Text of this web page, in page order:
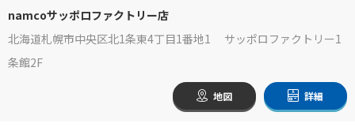
namcoサッポロファクトリー店
北海道札幌市中央区北1条東4丁目1番地1 サッポロファクトリー1
条館2F
地図 詳細